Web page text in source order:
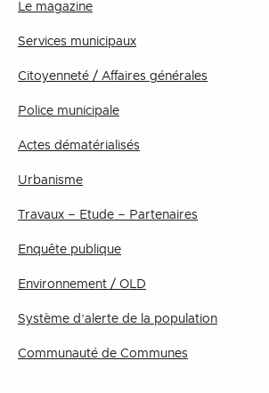
Le magazine
Services municipaux
Citoyenneté / Affaires générales
Police municipale
Actes dématérialisés
Urbanisme
Travaux – Etude – Partenaires
Enquête publique
Environnement / OLD
Système d’alerte de la population
Communauté de Communes